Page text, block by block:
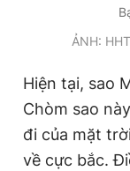
ẢNH:
Hiện tại, sao
Chòm sao
đi của mặt
về cực bắc.